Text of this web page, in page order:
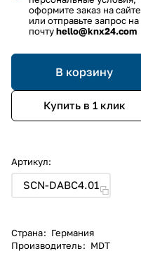
оформите заказ на сайте
или отправьте запрос на
почтуhello@knx24.com
В корзину
Купить в 1 клик
Артикул:
SCN-DABC4.01
Страна: Германия
Производитель: MDT